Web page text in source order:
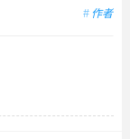
作者